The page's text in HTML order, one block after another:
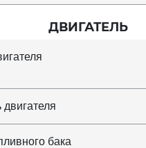
ДВИГАТЕЛЬ
бака